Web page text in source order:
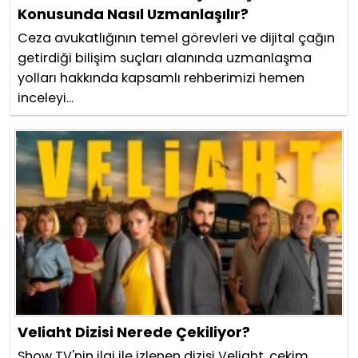
Konusunda Nasıl Uzmanlaşılır?
Ceza avukatlığının temel görevleri ve dijital çağın
getirdiği bilişim suçları alanında uzmanlaşma
yolları hakkında kapsamlı rehberimizi hemen
inceleyi...
Veliaht Dizisi Nerede Çekiliyor?